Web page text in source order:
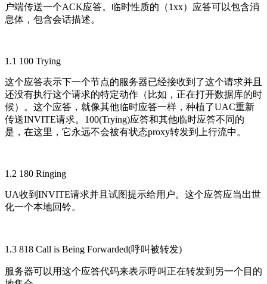
户端传送一个ACK应答。临时性质的（1xx）应答可以包含消
息体，包含会话描述。
1.1 100 Trying
这个应答表示下一个节点的服务器已经接收到了这个请求并且
还没有执行这个请求的特定动作（比如，正在打开数据库的时
候）。这个应答，就像其他临时应答一样，种植了UAC重新
传送INVITE请求。100(Trying)应答和其他临时应答不同的
是，在这里，它永远不会被有状态proxy转发到上行流中。
1.2 180 Ringing
UA收到INVITE请求并且试图提示给用户。这个应答应当出世
化一个本地回铃。
1.3 818 Call is Being Forwarded(呼叫被转发)
服务器可以用这个应答代码来表示呼叫正在转发到另一个目的